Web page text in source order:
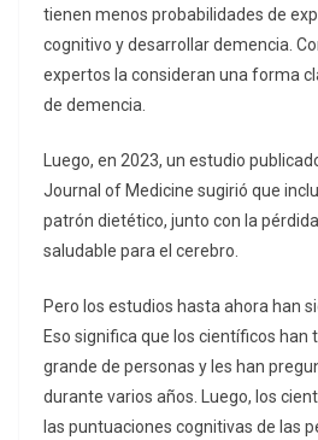
tienen menos probabilidades de
cognitivo y desarrollar demencia.
expertos la consideran una forma
de demencia.
Luego, en 2023, un estudio
Journal of Medicine sugirió que
patrón dietético, junto con la
saludable para el cerebro.
Pero los estudios hasta ahora han
Eso significa que los científicos han
grande de personas y les han
durante varios años. Luego, los
las puntuaciones cognitivas de las